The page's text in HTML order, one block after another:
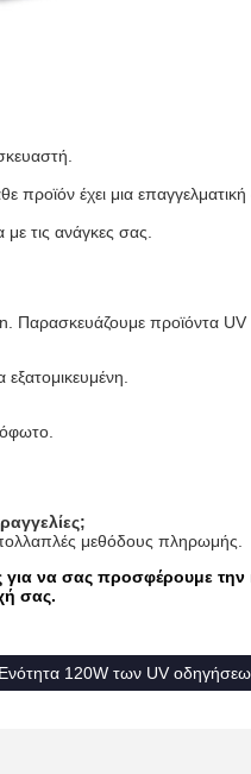
προϊόν έχει μια
τις ανάγκες σας.
Παρασκευάζουμε προϊόντα
μεθόδους πληρωμής.
για να σας προσφέρουμε
σας.
Ενότητα 120W των UV